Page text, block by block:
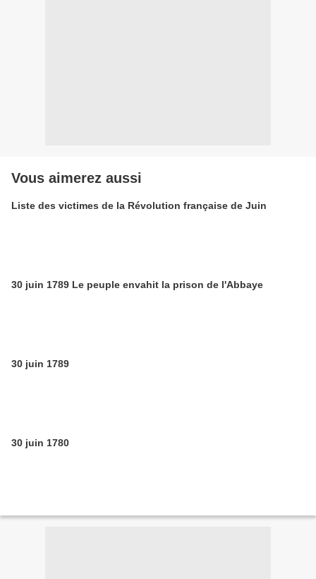
Vous aimerez aussi
Liste des victimes de la Révolution française de Juin
30 juin 1789 Le peuple envahit la prison de l'Abbaye
30 juin 1789
30 juin 1780